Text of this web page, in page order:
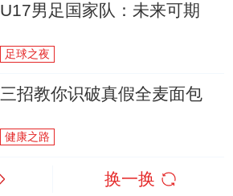
U17男足国家队：未来可期
足球之夜
三招教你识破真假全麦面包
健康之路
换一换